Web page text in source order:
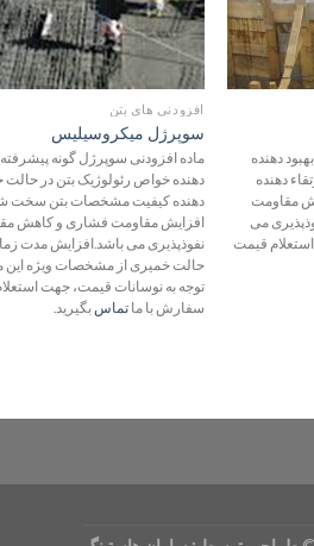
دهنده
دهنده
مقاومت
می
قیمت
افزودنی های بتن
سوپرژل میکروسیلیس
ماده افزودنی سوپرژل گونه پیشرفته
دهنده خواص رئولوژیک بتن در حالت
دهنده کیفیت مشخصات بتن سخت
افزایش مقاومت فشاری و کاهش
نفوذپذیری می باشد.افزایش مدت
حالت خمیری از مشخصات ویژه این
توجه به نوسانات قیمت، جهت
سفارش با ماتماس بگیرید.